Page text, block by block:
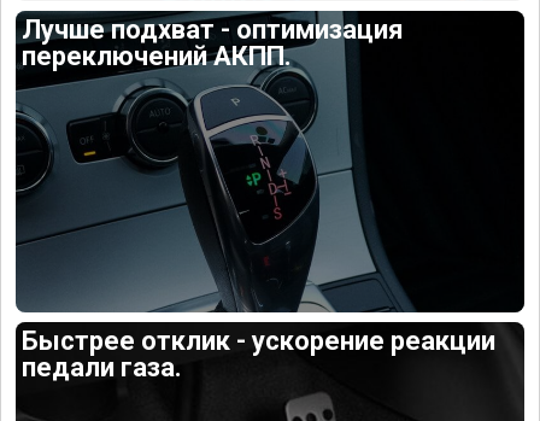
Лучше подхват - оптимизация
переключений АКПП.
Быстрее отклик - ускорение реакции
педали газа.